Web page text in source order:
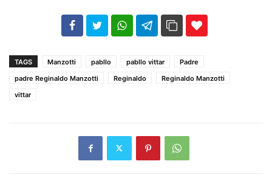
102 35
TAGS Manzotti pabllo pabllo vittar
Padre
padre Reginaldo Manzotti
Reginaldo
Reginaldo Manzotti
vittar